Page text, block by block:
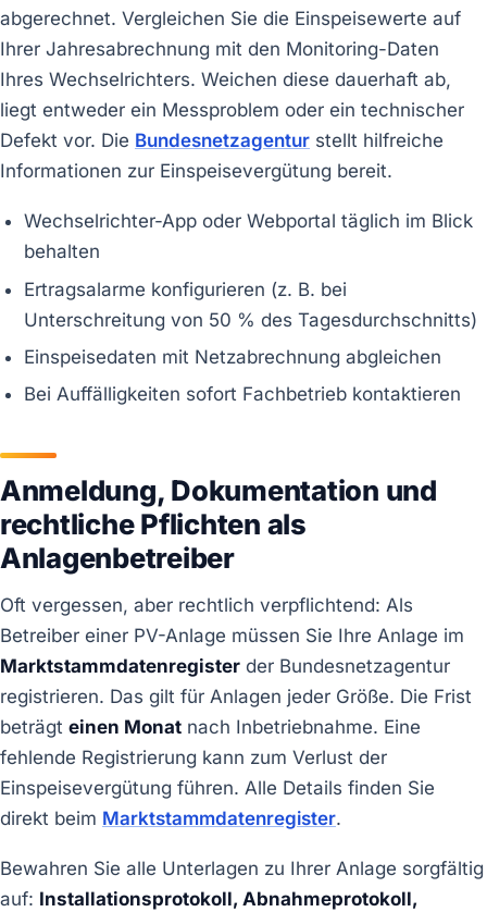
abgerechnet. Vergleichen Sie die Einspeisewerte auf
Ihrer Jahresabrechnung mit den Monitoring-Daten
Ihres Wechselrichters. Weichen diese dauerhaft ab,
liegt entweder ein Messproblem oder ein technischer
Defekt vor. Die Bundesnetzagentur stellt hilfreiche
Informationen zur Einspeisevergütung bereit.
Wechselrichter-App oder Webportal täglich im Blick
behalten
Ertragsalarme konfigurieren (z. B. bei
Unterschreitung von 50 % des Tagesdurchschnitts)
Einspeisedaten mit Netzabrechnung abgleichen
Bei Auffälligkeiten sofort Fachbetrieb kontaktieren
Anmeldung, Dokumentation und
rechtliche Pflichten als
Anlagenbetreiber
Oft vergessen, aber rechtlich verpflichtend: Als
Betreiber einer PV-Anlage müssen Sie Ihre Anlage im
Marktstammdatenregister der Bundesnetzagentur
registrieren. Das gilt für Anlagen jeder Größe. Die Frist
beträgt einen Monat nach Inbetriebnahme. Eine
fehlende Registrierung kann zum Verlust der
Einspeisevergütung führen. Alle Details finden Sie
direkt beim Marktstammdatenregister.
Bewahren Sie alle Unterlagen zu Ihrer Anlage sorgfältig
auf: Installationsprotokoll, Abnahmeprotokoll,